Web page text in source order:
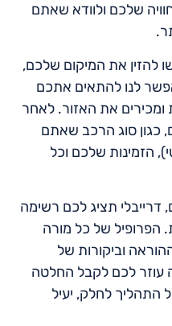
שלכם ולוודא שאתם
להזין את המיקום שלכם,
לנו להתאים אתכם
ומכירים את האזור. לאחר
כגון סוג הרכב שאתם
הזמינות שלכם וכל
תציג לכם רשימה
הפרופיל של כל מורה
וביקורות של
עוזר לכם לקבל החלטה
התהליך לחלק, יעיל